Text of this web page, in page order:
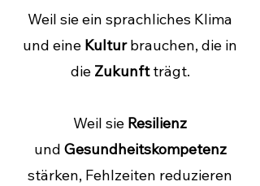
Weil sie ein sprachliches Klima
und eine Kulturbrauchen, die in
die Zukunftträgt.
Weil sie Resilienz
und Gesundheitskompetenz
stärken, Fehlzeiten reduzieren